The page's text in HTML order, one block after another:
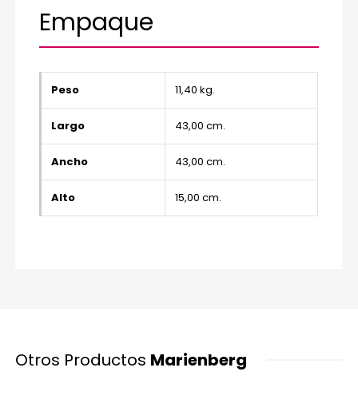
Empaque
Peso 11,40 kg.
Largo 43,00 cm.
Ancho 43,00 cm.
Alto 15,00 cm.
Otros Productos Marienberg